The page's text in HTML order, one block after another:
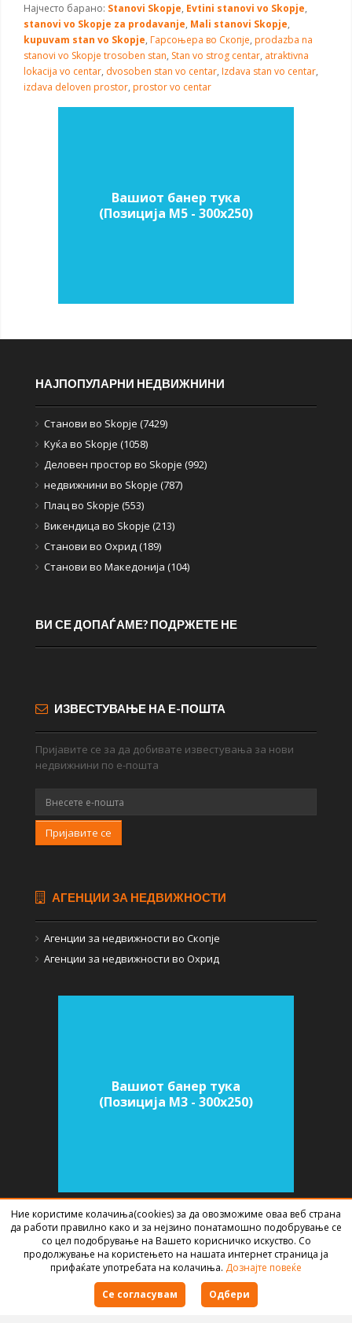
Најчесто барано: Stanovi Skopje, Evtini stanovi vo Skopje,
stanovi vo Skopje za prodavanje, Mali stanovi Skopje,
kupuvam stan vo Skopje, Гарсоњера во Скопје, prodazba na
stanovi vo Skopje trosoben stan, Stan vo strog centar, atraktivna
lokacija vo centar, dvosoben stan vo centar, Izdava stan vo centar,
izdava deloven prostor, prostor vo centar
Вашиот банер тука
(Позиција M5 - 300х250)
НАЈПОПУЛАРНИ НЕДВИЖНИНИ
Станови во Skopje (7429)
Куќа во Skopje (1058)
Деловен простор во Skopje (992)
недвижнини во Skopje (787)
Плац во Skopje (553)
Викендица во Skopje (213)
Станови во Охрид (189)
Станови во Македонија (104)
ВИ СЕ ДОПАЃАМЕ? ПОДРЖЕТЕ НЕ
ИЗВЕСТУВАЊЕ НА Е-ПОШТА
Пријавите се за да добивате известувања за нови
недвижнини по е-пошта
Пријавите се
АГЕНЦИИ ЗА НЕДВИЖНОСТИ
Агенции за недвижности во Скопје
Агенции за недвижности во Охрид
Вашиот банер тука
(Позиција M3 - 300х250)
СОФТВЕР ЗА АГЕНЦИИ ЗА НЕДВИЖНИНИ ИЗРАБОТЕН ОД
BEST NET
STUDIO2026
Правила за користење
Ние користиме колачиња(cookies) за да овозможиме оваа веб страна
да работи правилно како и за нејзино понатамошно подобрување се
со цел подобрување на Вашето корисничко искуство. Со
продолжување на користењето на нашата интернет страница ја
прифаќате употребата на колачиња. Дознајте повеќе
Се согласувам
Одбери